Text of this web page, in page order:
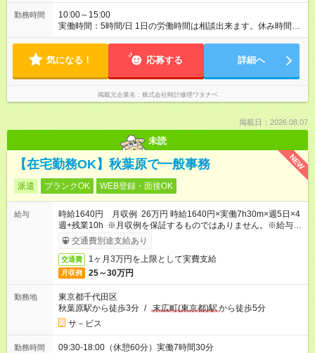
勤務時間
10:00～15:00
実働時間：5時間/日 1日の労働時間は相談出来ます。休み時間は
労働時間に準じます。 正社員雇用も相談にのります。
気になる！ 応募する 詳細へ
掲載元企業名 株式会社時計修理ワタナベ
掲載日：2026.08.07
未読
NEW
【在宅勤務OK】秋葉原で一般事務
派遣 ブランクOK WEB登録・面接OK
給与
時給1640円 月収例 26万円 時給1640円×実働7h30m×週5日×4
週+残業10h ※月収例を保証するものではありません。※給与即
受取りサービス利用可（利用条件有）
交通費別途支給あり
交通費 1ヶ月3万円を上限として実費支給
月収例 25～30万円
勤務地
東京都千代田区
秋葉原駅から徒歩3分 / 末広町(東京都)駅から徒歩5分
サ－ビス
勤務時間 09:30-18:00（休憩60分）実働7時間30分